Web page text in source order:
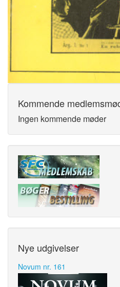
Kommende
Ingen kommende møder
Nye udgivelser
Novum nr. 161